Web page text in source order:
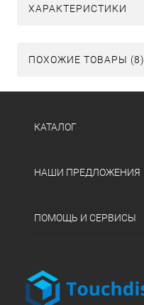
ХАРАКТЕРИСТИКИ
ПОХОЖИЕ ТОВАРЫ (8)
КАТАЛОГ
НАШИ ПРЕДЛОЖЕНИЯ
ПОМОЩЬ И СЕРВИСЫ